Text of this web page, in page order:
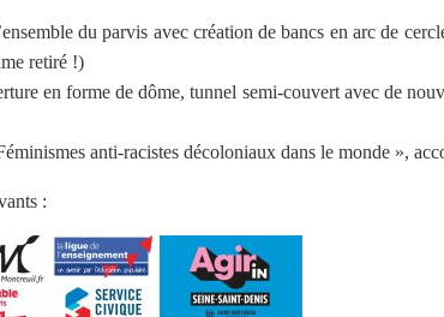
du parvis avec création de bancs en arc de
retiré !)
en forme de dôme, tunnel semi-couvert avec de
anti-racistes décoloniaux dans le monde »,
: